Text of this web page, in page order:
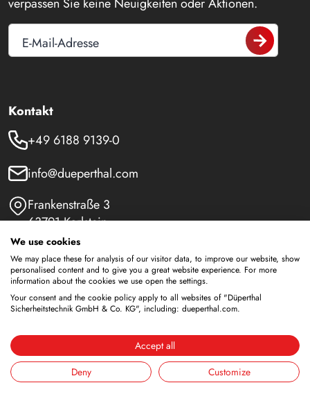
verpassen Sie keine Neuigkeiten oder Aktionen.
E-Mail-Adresse
Kontakt
+49 6188 9139-0
info@dueperthal.com
Frankenstraße 3
63791 Karlstein
Deutschland
Social Media
LinkedIn
Sicherheitsschränke
We use cookies
We may place these for analysis of our visitor data, to improve our website, show
personalised content and to give you a great website experience. For more
information about the cookies we use open the settings.
Your consent and the cookie policy apply to all websites of "Düperthal
Sicherheitstechnik GmbH & Co. KG", including: dueperthal.com.
Accept all
Deny
Customize